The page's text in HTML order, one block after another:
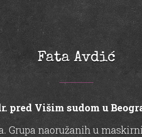
Fata Avdić
Višim sudom u
Grupa naoružanih u